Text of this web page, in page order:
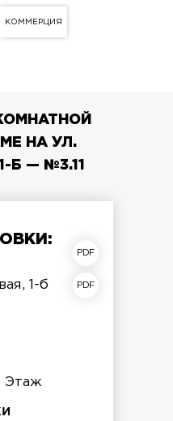
КОММЕРЦИЯ
НА УЛ.
Б — №3.11
1-б
Этаж